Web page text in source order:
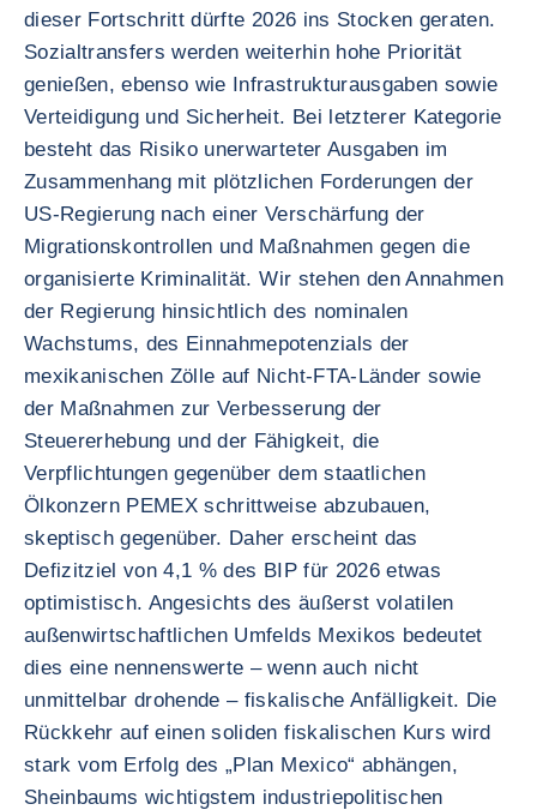
dieser Fortschritt dürfte 2026 ins Stocken geraten.
Sozialtransfers werden weiterhin hohe Priorität
genießen, ebenso wie Infrastrukturausgaben sowie
Verteidigung und Sicherheit. Bei letzterer Kategorie
besteht das Risiko unerwarteter Ausgaben im
Zusammenhang mit plötzlichen Forderungen der
US-Regierung nach einer Verschärfung der
Migrationskontrollen und Maßnahmen gegen die
organisierte Kriminalität. Wir stehen den Annahmen
der Regierung hinsichtlich des nominalen
Wachstums, des Einnahmepotenzials der
mexikanischen Zölle auf Nicht-FTA-Länder sowie
der Maßnahmen zur Verbesserung der
Steuererhebung und der Fähigkeit, die
Verpflichtungen gegenüber dem staatlichen
Ölkonzern PEMEX schrittweise abzubauen,
skeptisch gegenüber. Daher erscheint das
Defizitziel von 4,1 % des BIP für 2026 etwas
optimistisch. Angesichts des äußerst volatilen
außenwirtschaftlichen Umfelds Mexikos bedeutet
dies eine nennenswerte – wenn auch nicht
unmittelbar drohende – fiskalische Anfälligkeit. Die
Rückkehr auf einen soliden fiskalischen Kurs wird
stark vom Erfolg des „Plan Mexico“ abhängen,
Sheinbaums wichtigstem industriepolitischen